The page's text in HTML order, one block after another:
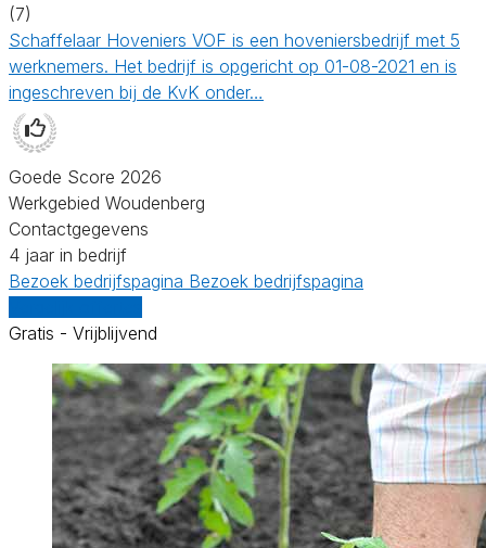
(7)
Schaffelaar Hoveniers VOF is een hoveniersbedrijf met 5
werknemers. Het bedrijf is opgericht op 01-08-2021 en is
ingeschreven bij de KvK onder…
Goede Score 2026
Werkgebied Woudenberg
Contactgegevens
4 jaar in bedrijf
Bezoek bedrijfspagina Bezoek bedrijfspagina
Gratis - Vrijblijvend